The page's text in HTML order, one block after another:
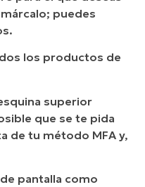
puedes
los productos de
superior
que se te pida
de tu método MFA y,
pantalla como